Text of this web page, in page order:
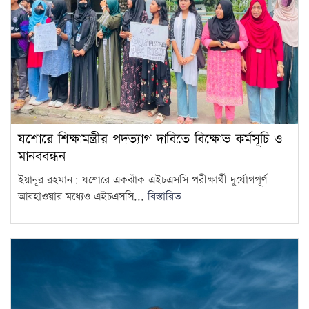
যশোরে শিক্ষামন্ত্রীর পদত্যাগ দাবিতে বিক্ষোভ কর্মসূচি ও
মানববন্ধন
ইয়ানূর রহমান: যশোরে একঝাঁক এইচএসসি পরীক্ষার্থী দুর্যোগপূর্ণ
আবহাওয়ার মধ্যেও এইচএসসি...বিস্তারিত